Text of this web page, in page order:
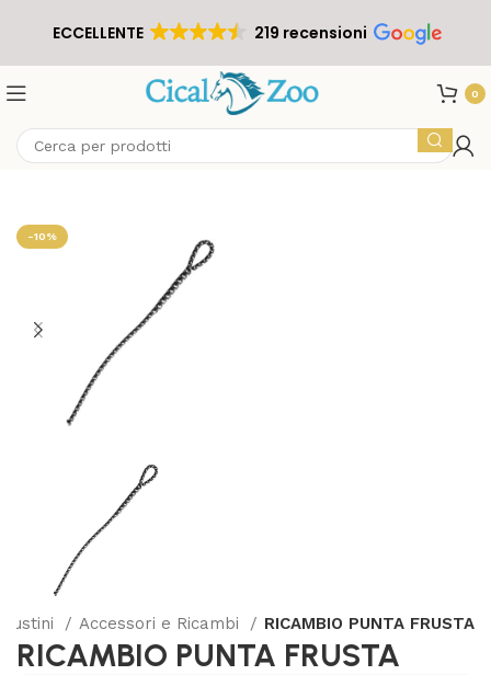
ECCELLENTE 219 recensioni
0
-10%
Accessori e Ricambi RICAMBIO PUNTA FRUSTA
RICAMBIO PUNTA FRUSTA